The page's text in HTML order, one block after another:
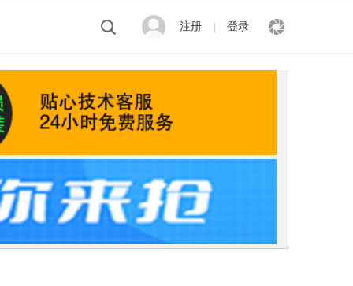
注册 登录